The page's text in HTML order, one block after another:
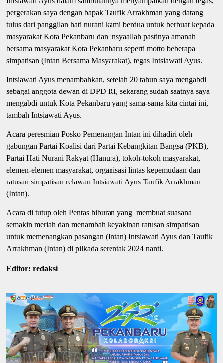
pergerakan saya dengan bapak Taufik Arrakhman yang datang
tulus dari panggilan hati nurani kami berdua untuk berbuat kepada
masyarakat Kota Pekanbaru dan insyaallah pastinya amanah
bersama masyarakat Kota Pekanbaru seperti motto beberapa
simpatisan (Intan Bersama Masyarakat), tegas Intsiawati Ayus.
Intsiawati Ayus menambahkan, setelah 20 tahun saya mengabdi
sebagai anggota dewan di DPD RI, sekarang sudah saatnya saya
mengabdi untuk Kota Pekanbaru yang sama-sama kita cintai ini,
tambah Intsiawati Ayus.
Acara peresmian Posko Pemenangan Intan ini dihadiri oleh
gabungan Partai Koalisi dari Partai Kebangkitan Bangsa (PKB),
Partai Hati Nurani Rakyat (Hanura), tokoh-tokoh masyarakat,
elemen-elemen masyarakat, organisasi lintas kepemudaan dan
ratusan simpatisan relawan Intsiawati Ayus Taufik Arrakhman
(Intan).
Acara di tutup oleh Pentas hiburan yang membuat suasana
semakin meriah dan menambah keyakinan ratusan simpatisan
untuk memenangkan pasangan (Intan) Intsiawati Ayus dan Taufik
Arrakhman (Intan) di pilkada serentak 2024 nanti.
Editor: redaksi